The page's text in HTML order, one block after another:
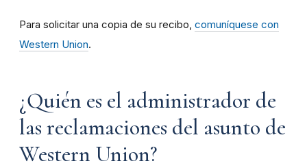
Para solicitar una copia de su recibo, comuníquese con
Western Union.
¿Quién es el administrador de
las reclamaciones del asunto de
Western Union?